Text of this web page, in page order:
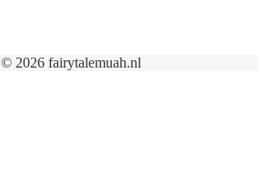
© 2026 fairytalemuah.nl